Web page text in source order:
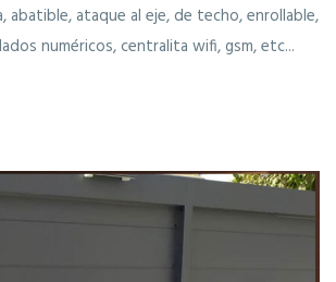
abatible, ataque al eje, de techo, enrollable,
numéricos, centralita wifi, gsm, etc...